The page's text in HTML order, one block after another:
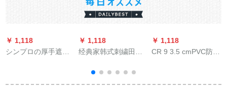
￥ 1,118
シンプロの厚手遮光
光既制カーターテン3
￥ 1,118
经典家韩式刺繍田園
重窓リヴィン系無の
完全遮光布紫布刺繍
￥ 1,118
CR 9 3.5 cmPVC防水
パルトライト不要キ